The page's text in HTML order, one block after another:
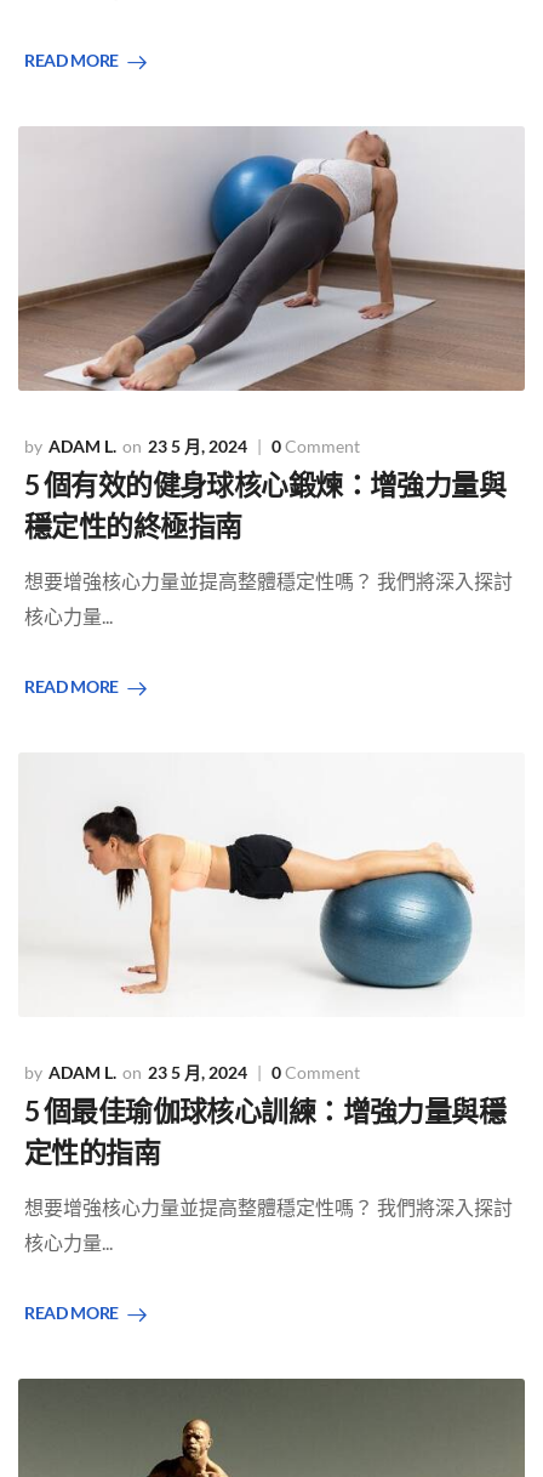
READ MORE
ADAM L. 23 5 月, 2024 0Comment
5 個有效的健身球核心鍛煉：增強力量與
穩定性的終極指南
想要增強核心力量並提高整體穩定性嗎？ 我們將深入探討
核心力量...
READ MORE
ADAM L. 23 5 月, 2024 0Comment
5 個最佳瑜伽球核心訓練：增強力量與穩
定性的指南
想要增強核心力量並提高整體穩定性嗎？ 我們將深入探討
核心力量...
READ MORE